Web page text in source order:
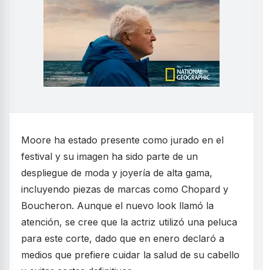
Moore ha estado presente como jurado en el
festival y su imagen ha sido parte de un
despliegue de moda y joyería de alta gama,
incluyendo piezas de marcas como Chopard y
Boucheron. Aunque el nuevo look llamó la
atención, se cree que la actriz utilizó una peluca
para este corte, dado que en enero declaró a
medios que prefiere cuidar la salud de su cabello